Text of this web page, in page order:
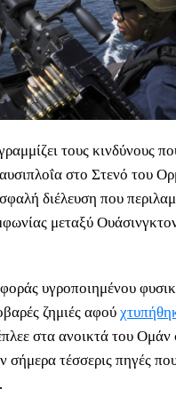
τους κινδύνους
στο Στενό του
διέλευση που
μεταξύ
υγροποιημένου
ζημιές αφού
στα ανοικτά του Ομάν
σήμερα τέσσερις πηγές